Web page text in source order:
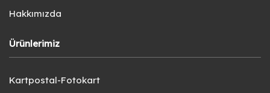
Hakkımızda
Ürünlerimiz
Kartpostal-Fotokart